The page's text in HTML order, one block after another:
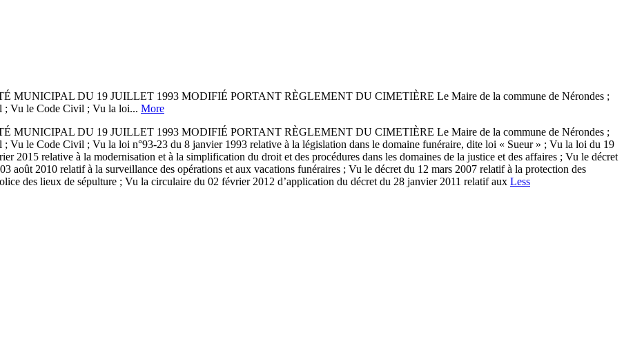
MUNICIPAL DU 19 JUILLET 1993 MODIFIÉ PORTANT RÈGLEMENT DU CIMETIÈRE Le Maire de la commune de Nérondes ;
; Vu le Code Civil ; Vu la loi... More
MUNICIPAL DU 19 JUILLET 1993 MODIFIÉ PORTANT RÈGLEMENT DU CIMETIÈRE Le Maire de la commune de Nérondes ;
Vu le Code Civil ; Vu la loi n°93-23 du 8 janvier 1993 relative à la législation dans le domaine funéraire, dite loi « Sueur » ; Vu la loi du 19
2015 relative à la modernisation et à la simplification du droit et des procédures dans les domaines de la justice et des affaires ; Vu le décret
août 2010 relatif à la surveillance des opérations et aux vacations funéraires ; Vu le décret du 12 mars 2007 relatif à la protection des
des lieux de sépulture ; Vu la circulaire du 02 février 2012 d’application du décret du 28 janvier 2011 relatif aux Less